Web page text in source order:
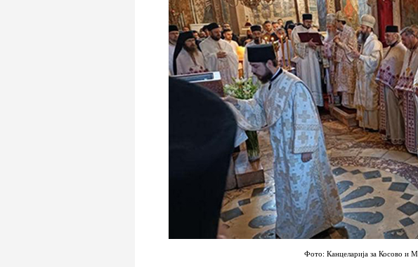
Фото: Канцеларија за Косово и